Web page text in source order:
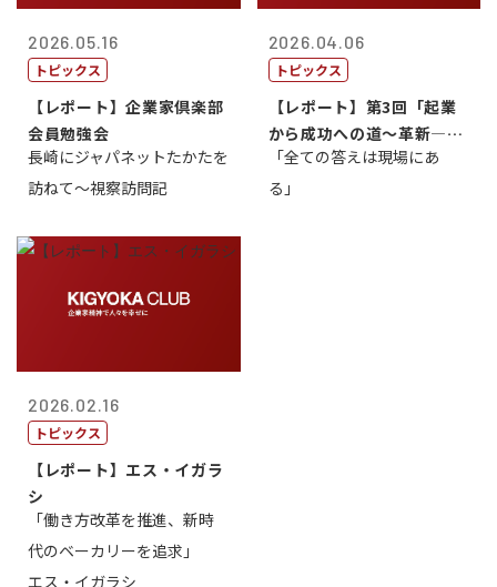
2026.05.16
トピックス
【レポート】企業家倶楽部
会員勉強会
長崎にジャパネットたかたを
訪ねて～視察訪問記
2026.04.06
トピックス
【レポート】第3回「起業
から成功への道～革新―挑
戦の先にある...
「全ての答えは現場にあ
る」
2026.02.16
トピックス
【レポート】エス・イガラ
シ
「働き方改革を推進、新時
代のベーカリーを追求」
エス・イガラシ